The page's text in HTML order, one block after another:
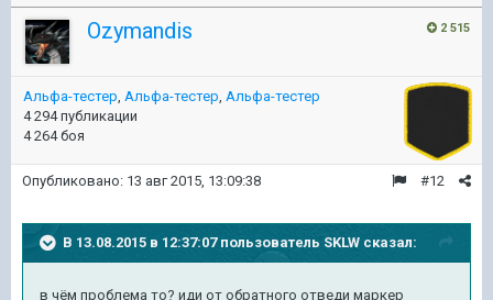
2 515
Ozymandis
Альфа-тестер Альфа-тестер Альфа-тестер
4 294 публикации
4 264 боя
#12
Опубликовано: 13 авг 2015, 13:09:38
В 13.08.2015 в 12:37:07 пользователь SKLW сказал:
в чём проблема то? иди от обратного отведи маркер